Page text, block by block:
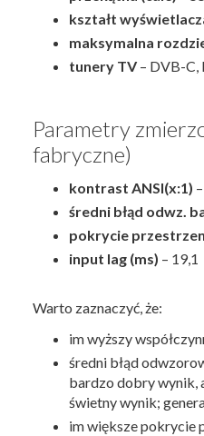
kształt
maksymalna
tunery TV – DVB-C,
Parametry
fabryczne)
kontrast ANSI(x:1)
średni błąd odwz.
pokrycie
input lag (ms) – 19,1
Warto zaznaczyć, że:
im wyższy
średni błąd
bardzo dobry wynik,
świetny wynik;
im większe pokrycie